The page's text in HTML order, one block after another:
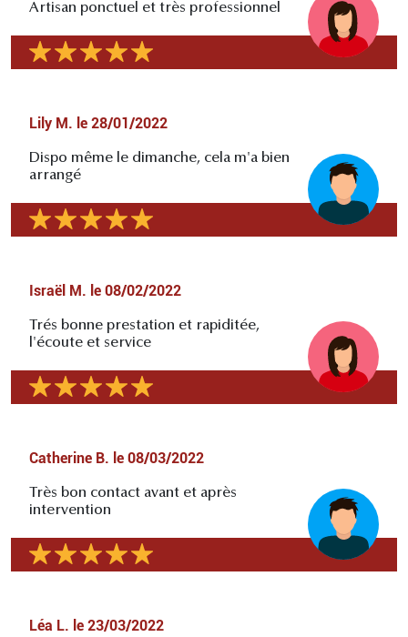
Artisan ponctuel et très professionnel
Lily M. le 28/01/2022
Dispo même le dimanche, cela m'a bien
arrangé
Israël M. le 08/02/2022
Trés bonne prestation et rapiditée,
l'écoute et service
Catherine B. le 08/03/2022
Très bon contact avant et après
intervention
Léa L. le 23/03/2022